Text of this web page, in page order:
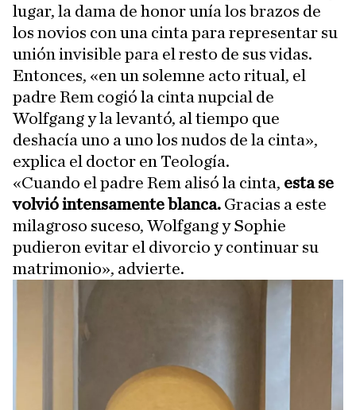
lugar, la dama de honor unía los brazos de
los novios con una cinta para representar su
unión invisible para el resto de sus vidas.
Entonces, «en un solemne acto ritual, el
padre Rem cogió la cinta nupcial de
Wolfgang y la levantó, al tiempo que
deshacía uno a uno los nudos de la cinta»,
explica el doctor en Teología.
«Cuando el padre Rem alisó la cinta, esta se
volvió intensamente blanca. Gracias a este
milagroso suceso, Wolfgang y Sophie
pudieron evitar el divorcio y continuar su
matrimonio», advierte.